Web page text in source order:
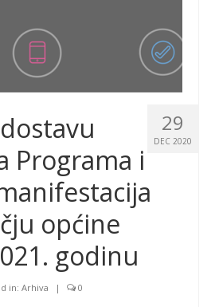
29
DEC 2020
Programa i
općine
godinu
in: Arhiva | 0